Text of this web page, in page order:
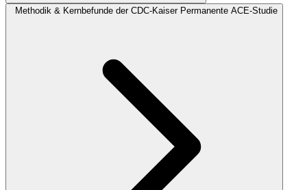
Methodik & Kernbefunde der CDC-Kaiser Permanente ACE-Studie